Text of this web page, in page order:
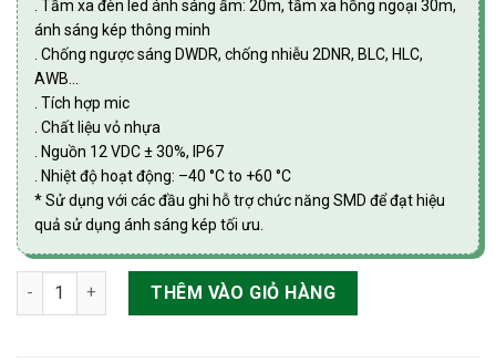
. Tầm xa đèn led ánh sáng ấm: 20m, tầm xa hồng ngoại 30m,
ánh sáng kép thông minh
. Chống ngược sáng DWDR, chống nhiễu 2DNR, BLC, HLC,
AWB…
. Tích hợp mic
. Chất liệu vỏ nhựa
. Nguồn 12 VDC ± 30%, IP67
. Nhiệt độ hoạt động: –40 °C to +60 °C
* Sử dụng với các đầu ghi hỗ trợ chức năng SMD để đạt hiệu
quả sử dụng ánh sáng kép tối ưu.
Camera Thân HDCVI Full Color ánh sáng kép thông minh
THÊM VÀO GIỎ HÀNG